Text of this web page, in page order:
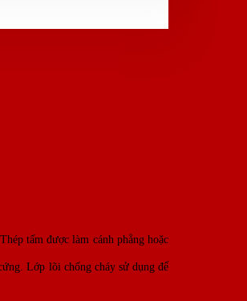
tấm được làm cánh phẳng hoặc
Lớp lõi chống cháy sử dụng để